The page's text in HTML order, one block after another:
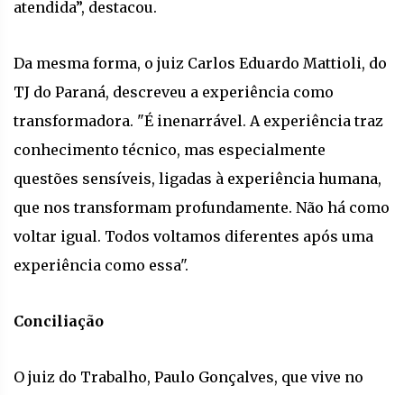
atendida”, destacou.
Da mesma forma, o juiz Carlos Eduardo Mattioli, do
TJ do Paraná, descreveu a experiência como
transformadora. "É inenarrável. A experiência traz
conhecimento técnico, mas especialmente
questões sensíveis, ligadas à experiência humana,
que nos transformam profundamente. Não há como
voltar igual. Todos voltamos diferentes após uma
experiência como essa".
Conciliação
O juiz do Trabalho, Paulo Gonçalves, que vive no